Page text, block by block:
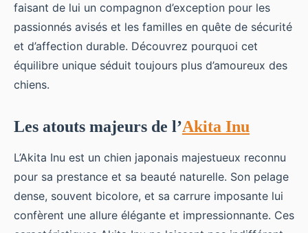
faisant de lui un compagnon d’exception pour les
passionnés avisés et les familles en quête de sécurité
et d’affection durable. Découvrez pourquoi cet
équilibre unique séduit toujours plus d’amoureux des
chiens.
Les atouts majeurs de l’Akita Inu
L’Akita Inu est un chien japonais majestueux reconnu
pour sa prestance et sa beauté naturelle. Son pelage
dense, souvent bicolore, et sa carrure imposante lui
confèrent une allure élégante et impressionnante. Ces